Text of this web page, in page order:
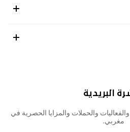
البريدية
والحملات والمزايا الحصرية في
مغربي.